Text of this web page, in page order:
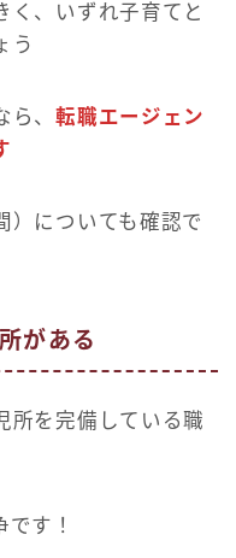
く、いずれ子育てと
う
ら、転職エージェン
）についても確認で
がある
所を完備している職
す！